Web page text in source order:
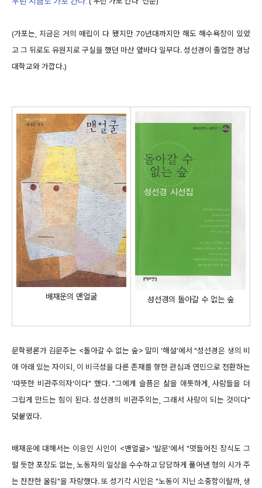
(가포는, 지금은 거의 매립이 다 됐지만 70년대까지만 해도 해수욕장이 있었
고 그 뒤로도 유원지로 구실을 했던 마산 앞바다 일부다. 성선경이 졸업한 경남
대학교와 가깝다.)
배재운의 맨얼굴 성선경의 돌아갈 수 없는 숲
문학평론가 김문주는 <돌아갈 수 없는 숲> 말미 '해설'에서 "성선경은 생의 비
애 아래 있는 자이되, 이 비극성을 다른 존재를 향한 관심과 연민으로 전환하는
'따뜻한 비관주의자'이다" 했다. "그에게 슬픔은 삶을 애틋하게, 사람들을 더
그립게 만드는 힘이 된다. 성선경의 비관주의는, 그래서 사랑이 되는 것이다"
덧붙였다.
배재운에 대해서는 이응인 시인이 <맨얼굴> '발문'에서 "멋들어진 장식도 그
럴 듯한 포장도 없는, 노동자의 일상을 수수하고 담담하게 풀어낸 형의 시가 주
는 잔잔한 울림"을 자랑했다. 또 성기각 시인은 "노동이 지닌 소중함이랄까, 생